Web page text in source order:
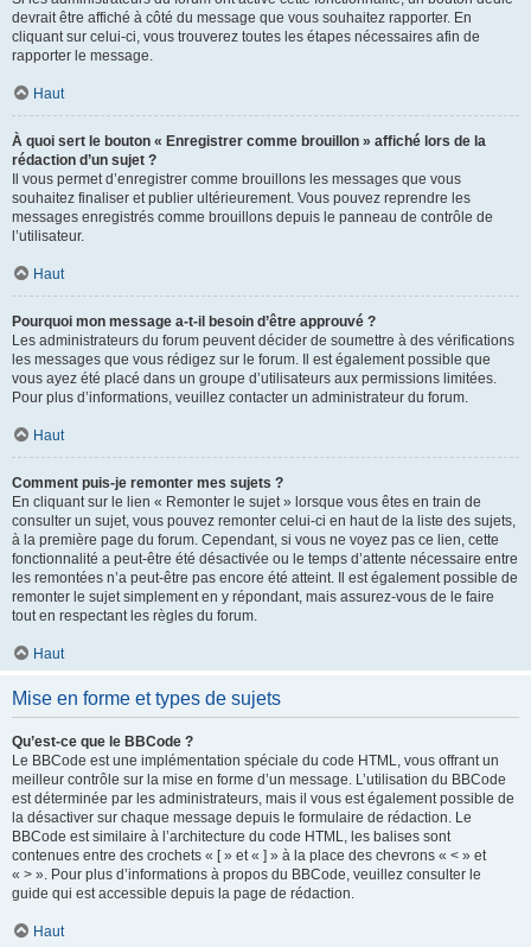
devrait être affiché à côté du message que vous souhaitez rapporter. En
cliquant sur celui-ci, vous trouverez toutes les étapes nécessaires afin de
rapporter le message.
Haut
À quoi sert le bouton « Enregistrer comme brouillon » affiché lors de la
rédaction d’un sujet ?
Il vous permet d’enregistrer comme brouillons les messages que vous
souhaitez finaliser et publier ultérieurement. Vous pouvez reprendre les
messages enregistrés comme brouillons depuis le panneau de contrôle de
l’utilisateur.
Haut
Pourquoi mon message a-t-il besoin d’être approuvé ?
Les administrateurs du forum peuvent décider de soumettre à des vérifications
les messages que vous rédigez sur le forum. Il est également possible que
vous ayez été placé dans un groupe d’utilisateurs aux permissions limitées.
Pour plus d’informations, veuillez contacter un administrateur du forum.
Haut
Comment puis-je remonter mes sujets ?
En cliquant sur le lien « Remonter le sujet » lorsque vous êtes en train de
consulter un sujet, vous pouvez remonter celui-ci en haut de la liste des sujets,
à la première page du forum. Cependant, si vous ne voyez pas ce lien, cette
fonctionnalité a peut-être été désactivée ou le temps d’attente nécessaire entre
les remontées n’a peut-être pas encore été atteint. Il est également possible de
remonter le sujet simplement en y répondant, mais assurez-vous de le faire
tout en respectant les règles du forum.
Haut
Mise en forme et types de sujets
Qu’est-ce que le BBCode ?
Le BBCode est une implémentation spéciale du code HTML, vous offrant un
meilleur contrôle sur la mise en forme d’un message. L’utilisation du BBCode
est déterminée par les administrateurs, mais il vous est également possible de
la désactiver sur chaque message depuis le formulaire de rédaction. Le
BBCode est similaire à l’architecture du code HTML, les balises sont
contenues entre des crochets « [ » et « ] » à la place des chevrons « < » et
« > ». Pour plus d’informations à propos du BBCode, veuillez consulter le
guide qui est accessible depuis la page de rédaction.
Haut